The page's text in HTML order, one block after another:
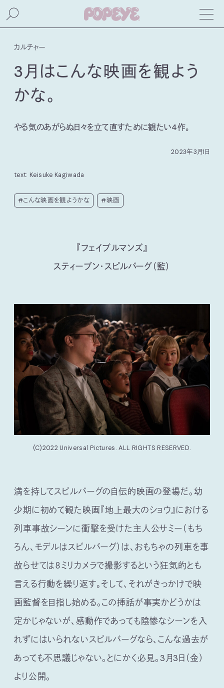
カルチャー
3月はこんな映画を観よう
かな。
やる気のあがらぬ日々を立て直すために観たい4作。
2023年3月1日
text: Keisuke Kagiwada
#こんな映画を観ようかな #映画
『フェイブルマンズ』
スティーブン・スピルバーグ（監）
(C)2022 Universal Pictures. ALL RIGHTS RESERVED.
満を持してスピルバーグの自伝的映画の登場だ。幼
少期に初めて観た映画『地上最大のショウ』における
列車事故シーンに衝撃を受けた主人公サミー（もち
ろん、モデルはスピルバーグ）は、おもちゃの列車を事
故らせては８ミリカメラで撮影するという狂気的とも
言える行動を繰り返す。そして、それがきっかけで映
画監督を目指し始める。この挿話が事実かどうかは
定かじゃないが、感動作であっても陰惨なシーンを入
れずにはいられないスピルバーグなら、こんな過去が
あっても不思議じゃない。とにかく必見。3月3日（金）
より公開。